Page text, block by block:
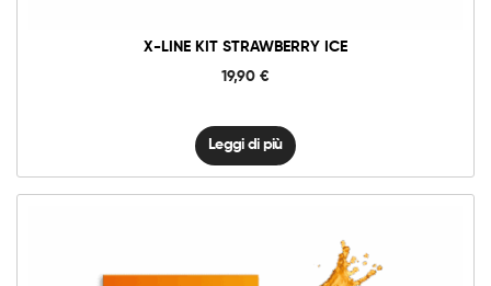
X-LINE KIT STRAWBERRY ICE
19,90 €
Leggi di più